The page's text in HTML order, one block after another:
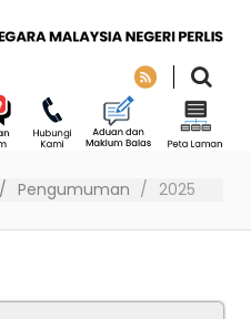
Pengumuman 2025